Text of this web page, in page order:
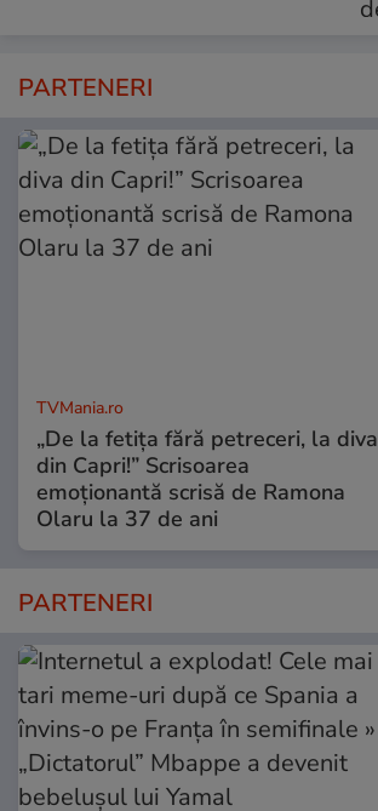
PARTENERI
TVMania.ro
„De la fetița fără petreceri, la diva
din Capri!” Scrisoarea
emoționantă scrisă de Ramona
Olaru la 37 de ani
PARTENERI